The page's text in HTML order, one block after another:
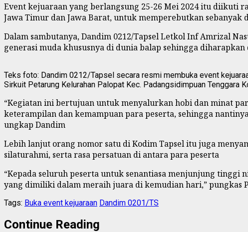
Event kejuaraan yang berlangsung 25-26 Mei 2024 itu diikuti
Jawa Timur dan Jawa Barat, untuk memperebutkan
Dalam sambutanya, Dandim 0212/Tapsel Letkol Inf Amrizal
generasi muda khususnya di dunia balap sehingga
Teks foto: Dandim 0212/Tapsel secara resmi membuka event
Sirkuit Petarung Kelurahan Palopat Kec. Padangsidimpuan Tenggara
“Kegiatan ini bertujuan untuk menyalurkan hobi dan minat
keterampilan dan kemampuan para peserta, sehingga
ungkap Dandim
Lebih lanjut orang nomor satu di Kodim Tapsel itu juga
silaturahmi, serta rasa persatuan di antara para peserta
“Kepada seluruh peserta untuk senantiasa menjunjung
yang dimiliki dalam meraih juara di kemudian hari,” pungkas
Tags: Buka event kejuaraan Dandim 0201/TS
Continue Reading